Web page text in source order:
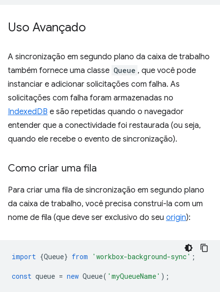
Uso Avançado
A sincronização em segundo plano da caixa de trabalho
também fornece uma classe Queue , que você pode
instanciar e adicionar solicitações com falha. As
solicitações com falha foram armazenadas no
IndexedDB e são repetidas quando o navegador
entender que a conectividade foi restaurada (ou seja,
quando ele recebe o evento de sincronização).
Como criar uma fila
Para criar uma fila de sincronização em segundo plano
da caixa de trabalho, você precisa construí-la com um
nome de fila (que deve ser exclusivo do seu origin):
import {Queue} from 'workbox-background-sync' ;
const queue = new Queue( 'myQueueName' );